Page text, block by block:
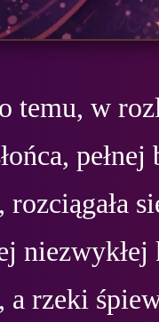
temu, w
rozciągała
niezwykłej
a rzeki